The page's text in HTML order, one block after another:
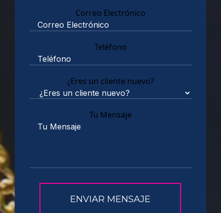
Correo Electrónico
Teléfono
¿Eres un cliente nuevo?
Tu Mensaje